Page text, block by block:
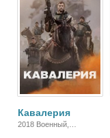
Кавалерия
2018 Военный,